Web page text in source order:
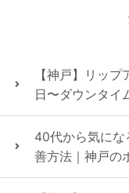
【神戸】リッ
日〜ダウンタイ
40代から気にな
善方法｜神戸の